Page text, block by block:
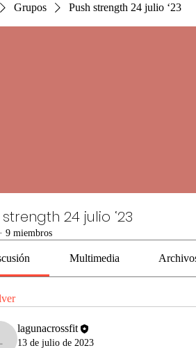
Grupos Push strength 24 julio ‘23
strength 24 julio ‘23
· 9 miembros
Multimedia
lagunacrossfit
13 de julio de 2023